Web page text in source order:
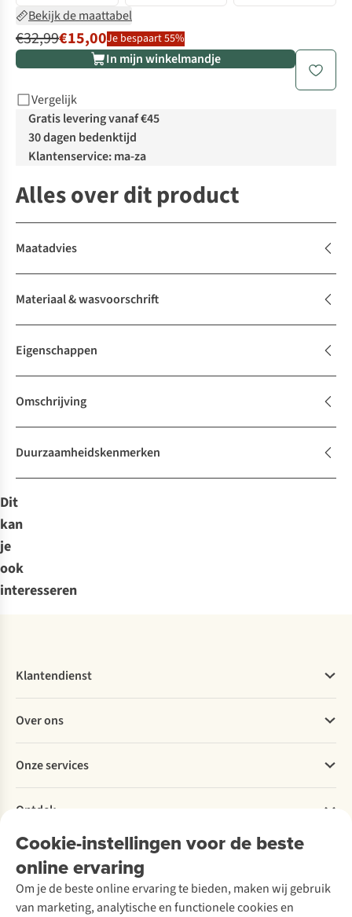
Bekijk de maattabel
€32,99€15,00Je bespaart 55%
In mijn winkelmandje
Vergelijk
Gratis levering vanaf €45
30 dagen bedenktijd
Klantenservice: ma-za
Alles over dit product
Maatadvies
Materiaal & wasvoorschrift
Eigenschappen
Omschrijving
Duurzaamheidskenmerken
Dit
kan
je
ook
interesseren
Cookie-instellingen voor de beste
online ervaring
Om je de beste online ervaring te bieden, maken wij gebruik
van marketing, analytische en functionele cookies en
Klantendienst
Bestellen
Betalen
Levering
Retourneren
Bestelling herroepen
Garantie
Contact
Over ons
Explore More
Verantwoord ondernemen
Over Ayacucho
Onze winkels
Over A.S.Adventure
Toegankelijkheidsverklaring
Onze services
Ski-onderhoud
Wasservice
Schoenonderhoud
Schoenherstelling
Ontdek
A.S.Magazine
Podcast
Explore Academy
Explore Camp
Meld je aan voor de nieuwsbrief